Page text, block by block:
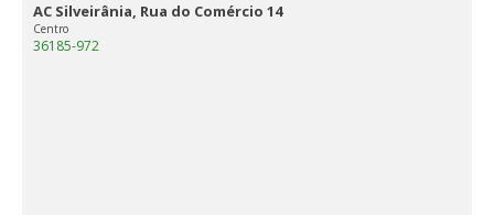
AC Silveirânia, Rua do Comércio 14
Centro
36185-972